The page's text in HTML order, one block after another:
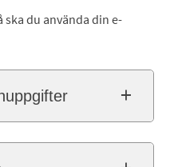
ska du använda din e-